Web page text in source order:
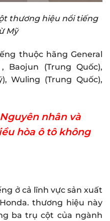
thương hiệu nổi tiếng
Mỹ
thuộc hãng General
Baojun (Trung Quốc),
Wuling (Trung Quốc),
nhân và
hòa ô tô không
ở cả lĩnh vực sản xuất
thương hiệu này
ba trụ cột của ngành